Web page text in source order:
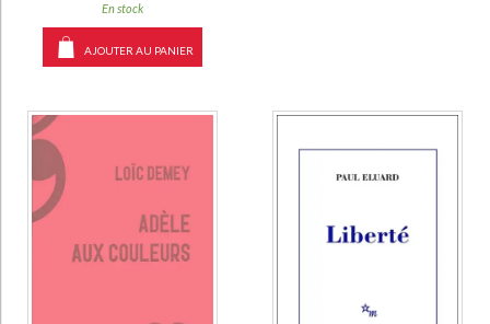
En stock
AJOUTER AU PANIER